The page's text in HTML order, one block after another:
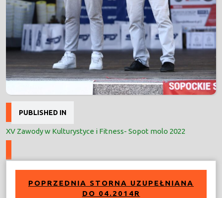
Nawigacja
wpisu
PUBLISHED IN
XV Zawody w Kulturystyce i Fitness- Sopot molo 2022
POPRZEDNIA STORNA UZUPEŁNIANA
DO 04.2014R